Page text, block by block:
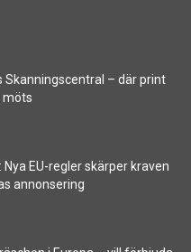
Skanningscentral – där print
möts
Nya EU-regler skärper kraven
annonsering